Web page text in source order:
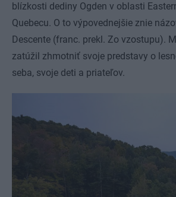
blízkosti dediny Ogden v oblasti
Quebecu. O to výpovednejšie znie
Descente (franc. prekl. Zo vzostupu).
zatúžil zhmotniť svoje predstavy o
seba, svoje deti a priateľov.